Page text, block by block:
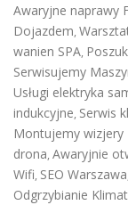
Awaryjne naprawy
Dojazdem,
wanien SPA,
Serwisujemy
Usługi elektryka
indukcyjne, Serwis
Montujemy wizjery
drona, Awaryjnie
Wifi, SEO Warszawa
Odgrzybianie